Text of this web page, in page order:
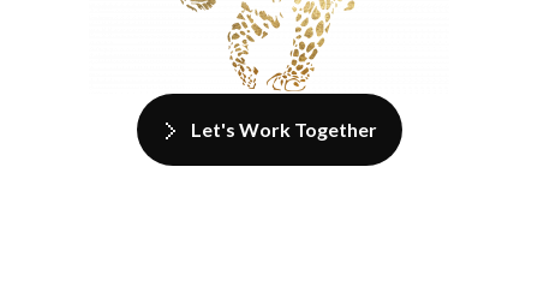
Let's Work Together